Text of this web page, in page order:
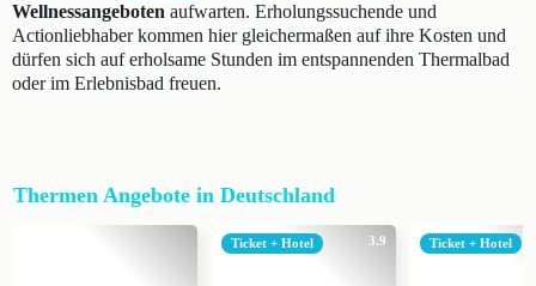
Wellnessangeboten aufwarten. Erholungssuchende und
Actionliebhaber kommen hier gleichermaßen auf ihre Kosten und
dürfen sich auf erholsame Stunden im entspannenden Thermalbad
oder im Erlebnisbad freuen.
Thermen Angebote in Deutschland
3.9
Ticket + Hotel Ticket + Hotel